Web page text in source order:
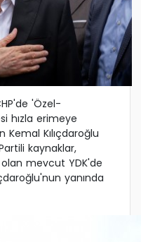
'Özel-
hızla erimeye
Kılıçdaroğlu
kaynaklar,
mevcut YDK'de
yanında